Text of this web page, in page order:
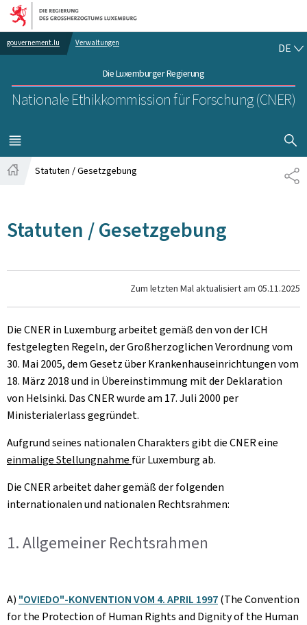
Zur Hauptnavigation
Zum Inhalt
gouvernement.lu Verwaltungen
Die Luxemburger Regierung
Nationale Ethikkommission für Forschung (CNER)
DE
MENÜ
HAUPT-
Statuten / Gesetzgebung
Statuten / Gesetzgebung
Zum letzten Mal aktualisiert am 05.11.2025
Die CNER in Luxemburg arbeitet gemäß den von der ICH
festgelegten Regeln, der Großherzoglichen Verordnung vom
30. Mai 2005, dem Gesetz über Krankenhauseinrichtungen vom
18. März 2018 und in Übereinstimmung mit der Deklaration
von Helsinki. Das CNER wurde am 17. Juli 2000 per
Ministerialerlass gegründet.
Aufgrund seines nationalen Charakters gibt die CNER eine
einmalige Stellungnahme für Luxemburg ab.
Die CNER arbeitet daher gemäß der folgenden
internationalen und nationalen Rechtsrahmen:
1. Allgemeiner Rechtsrahmen
A) "OVIEDO"-KONVENTION VOM 4. APRIL 1997(The Convention
for the Protection of Human Rights and Dignity of the Human